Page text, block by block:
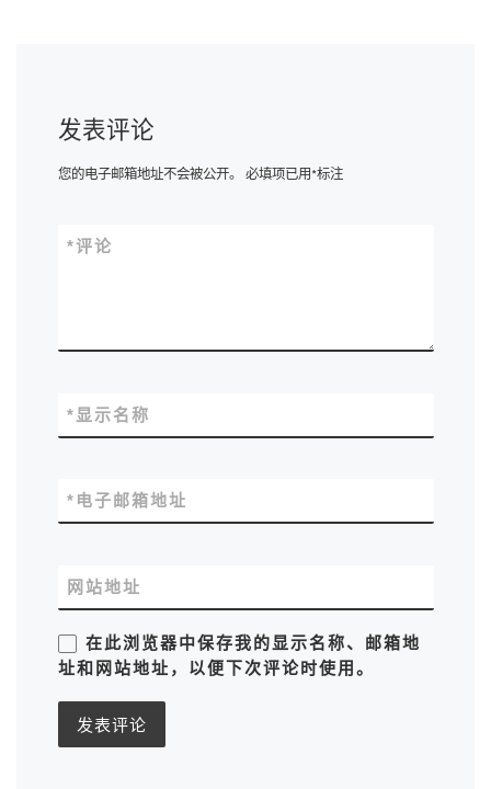
发表评论
您的电子邮箱地址不会被公开。 必填项已用*标注
评论
*
显示名称
*
电子邮箱地址
*
网站地址
在此浏览器中保存我的显示名称、邮箱地
址和网站地址，以便下次评论时使用。